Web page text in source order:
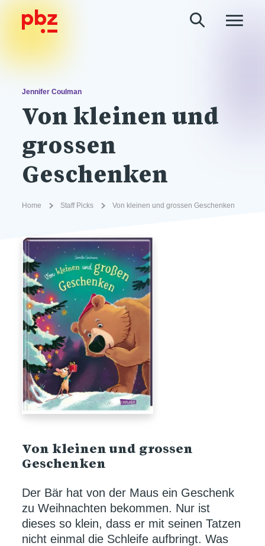
Jennifer Coulman
Von kleinen und
grossen
Geschenken
Home Staff Picks Von kleinen und grossen Geschenken
Von kleinen und grossen
Geschenken
Der Bär hat von der Maus ein Geschenk
zu Weihnachten bekommen. Nur ist
dieses so klein, dass er mit seinen Tatzen
nicht einmal die Schleife aufbringt. Was